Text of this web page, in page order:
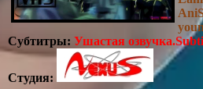
Субтитры: Ушастая
Студия: